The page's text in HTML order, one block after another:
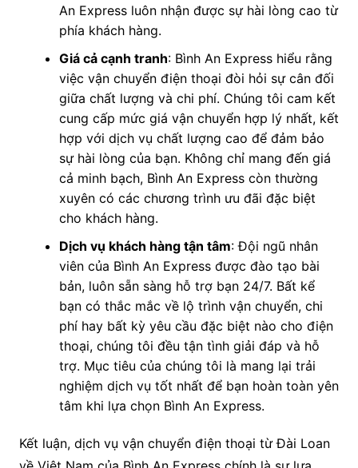
An Express luôn nhận được sự hài lòng cao từ
phía khách hàng.
Giá cả cạnh tranh: Bình An Express hiểu rằng
việc vận chuyển điện thoại đòi hỏi sự cân đối
giữa chất lượng và chi phí. Chúng tôi cam kết
cung cấp mức giá vận chuyển hợp lý nhất, kết
hợp với dịch vụ chất lượng cao để đảm bảo
sự hài lòng của bạn. Không chỉ mang đến giá
cả minh bạch, Bình An Express còn thường
xuyên có các chương trình ưu đãi đặc biệt
cho khách hàng.
Dịch vụ khách hàng tận tâm: Đội ngũ nhân
viên của Bình An Express được đào tạo bài
bản, luôn sẵn sàng hỗ trợ bạn 24/7. Bất kể
bạn có thắc mắc về lộ trình vận chuyển, chi
phí hay bất kỳ yêu cầu đặc biệt nào cho điện
thoại, chúng tôi đều tận tình giải đáp và hỗ
trợ. Mục tiêu của chúng tôi là mang lại trải
nghiệm dịch vụ tốt nhất để bạn hoàn toàn yên
tâm khi lựa chọn Bình An Express.
Kết luận, dịch vụ vận chuyển điện thoại từ Đài Loan